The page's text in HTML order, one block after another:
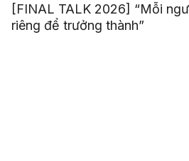
[FINAL TALK 2026] “Mỗi
riêng để trưởng thành”